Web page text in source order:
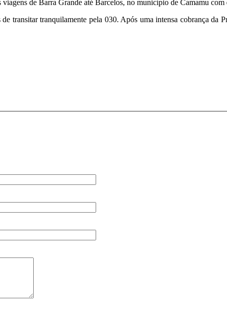
de Barra Grande até Barcelos, no município de Camamu
transitar tranquilamente pela 030. Após uma intensa cobrança da